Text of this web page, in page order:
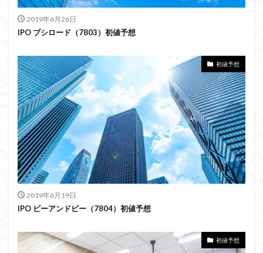
2019年6月26日
IPO ブシロード（7803）初値予想
初値予想
2019年6月19日
IPO ビーアンドピー（7804）初値予想
初値予想